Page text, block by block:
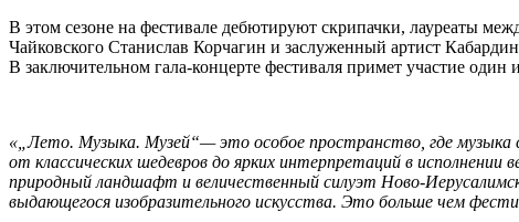
В этом сезоне на фестивале дебютируют скрипачки, лауреаты
Чайковского Станислав Корчагин и заслуженный артист
В заключительном гала-концерте фестиваля примет участие
«„Лето. Музыка. Музей“— это особое пространство, где
от классических шедевров до ярких интерпретаций в
природный ландшафт и величественный силуэт Ново-
выдающегося изобразительного искусства. Это больше чем